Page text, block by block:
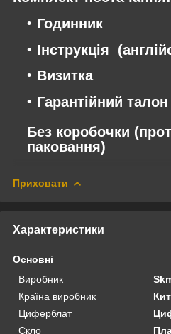
Годинник
Інструкція
Визитка
Гарантійний талон
Без коробочки
паковання)
Приховати
Характеристики
Основні
Виробник
Країна виробник
Циферблат
Скло